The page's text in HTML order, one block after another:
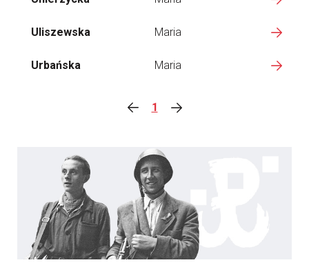
Uliszewska Maria
Urbańska Maria
1